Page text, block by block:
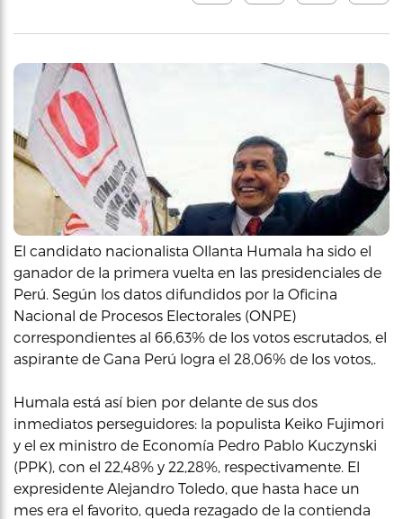
El candidato nacionalista Ollanta Humala ha sido el
ganador de la primera vuelta en las presidenciales de
Perú. Según los datos difundidos por la Oficina
Nacional de Procesos Electorales (ONPE)
correspondientes al 66,63% de los votos escrutados, el
aspirante de Gana Perú logra el 28,06% de los votos,.
Humala está así bien por delante de sus dos
inmediatos perseguidores: la populista Keiko Fujimori
y el ex ministro de Economía Pedro Pablo Kuczynski
(PPK), con el 22,48% y 22,28%, respectivamente. El
expresidente Alejandro Toledo, que hasta hace un
mes era el favorito, queda rezagado de la contienda